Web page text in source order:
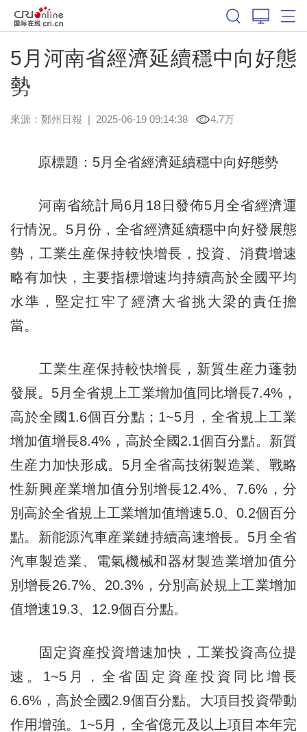
5月河南省經濟延續穩中向好態
勢
來源： 鄭州日報 | 2025-06-19 09:14:38 4.7万
原標題：5月全省經濟延續穩中向好態勢
河南省統計局6月18日發佈5月全省經濟運
行情況。5月份，全省經濟延續穩中向好發展態
勢，工業生産保持較快增長，投資、消費增速
略有加快，主要指標增速均持續高於全國平均
水準，堅定扛牢了經濟大省挑大梁的責任擔
當。
工業生産保持較快增長，新質生産力蓬勃
發展。5月全省規上工業增加值同比增長7.4%，
高於全國1.6個百分點；1~5月，全省規上工業
增加值增長8.4%，高於全國2.1個百分點。新質
生産力加快形成。5月全省高技術製造業、戰略
性新興産業增加值分別增長12.4%、7.6%，分
別高於全省規上工業增加值增速5.0、0.2個百分
點。新能源汽車産業鏈持續高速增長。5月全省
汽車製造業、電氣機械和器材製造業增加值分
別增長26.7%、20.3%，分別高於規上工業增加
值增速19.3、12.9個百分點。
固定資産投資增速加快，工業投資高位提
速。1~5月，全省固定資産投資同比增長
6.6%，高於全國2.9個百分點。大項目投資帶動
作用增強。1~5月，全省億元及以上項目本年完